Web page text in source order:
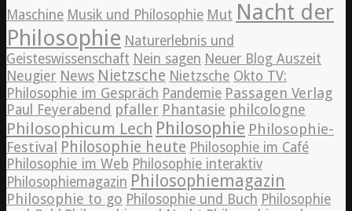
Maschine Musik und Philosophie Mut Nacht der
Philosophie Naturerlebnis und
Geisteswissenschaft Nein sagen Neuer Blog Auszeit
Neugier News Nietzsche Nietzsche Okto TV:
Philosophie im Gespräch Pandemie Passagen Verlag
Paul Feyerabend pfaller Phantasie philcologne
Philosophicum Lech Philosophie Philosophie-
Festival Philosophie heute Philosophie im Café
Philosophie im Web Philosophie interaktiv
Philosophiemagazin Philosophiemagazin
Philosophie to go Philosophie und Buch Philosophie